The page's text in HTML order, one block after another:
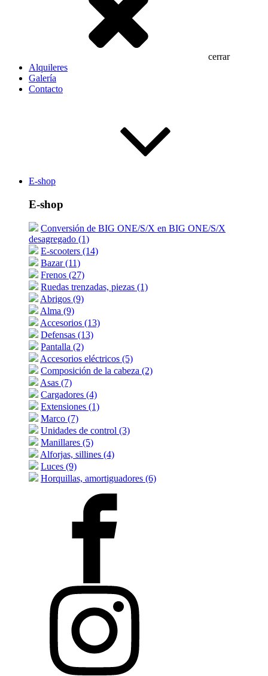
cerrar
Alquileres
Galería
Contacto
E-shop
E-shop
Conversión de BIG ONE/S/X en BIG ONE/S/X
desagregado (1)
E-scooters (14)
Bazar (11)
Frenos (27)
Ruedas trenzadas, piezas (1)
Abrigos (9)
Alma (9)
Accesorios (13)
Defensas (13)
Pantalla (2)
Accesorios eléctricos (5)
Composición de la cabeza (2)
Asas (7)
Cargadores (4)
Extensiones (1)
Marco (7)
Unidades de control (3)
Manillares (5)
Alforjas, sillines (4)
Luces (9)
Horquillas, amortiguadores (6)